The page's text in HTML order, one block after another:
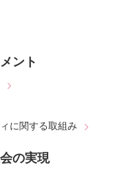
ント
に関する取組み
の実現